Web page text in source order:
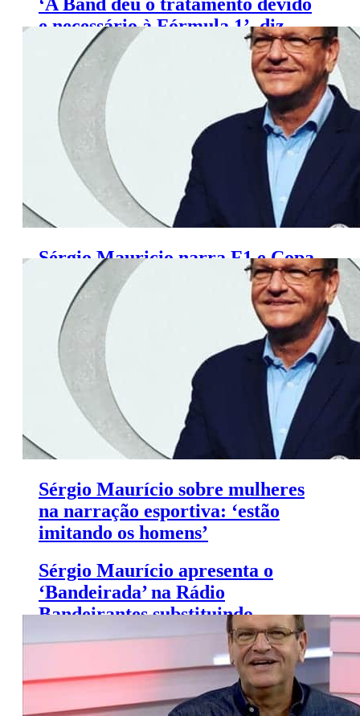
‘A Band deu o tratamento devido
e necessário à Fórmula 1’, diz
Sérgio Maurício
Sérgio Mauricio narra F1 e Copa
Truck na Band neste domingo
Sérgio Maurício sobre mulheres
na narração esportiva: ‘estão
imitando os homens’
Sérgio Maurício apresenta o
‘Bandeirada’ na Rádio
Bandeirantes substituindo
Reginaldo Leme